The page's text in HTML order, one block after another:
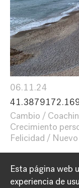
06.11.24
Cambio
Crecimiento
Felicidad
Esta página web
experiencia de